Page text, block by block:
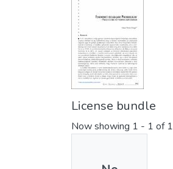
License bundle
Now showing 1 - 1 of 1